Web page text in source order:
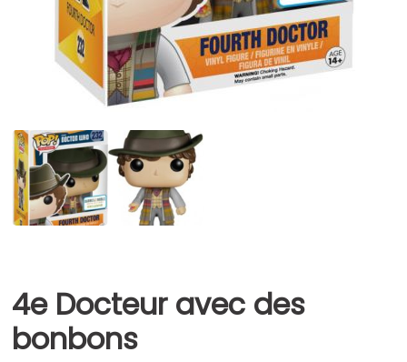
4e Docteur avec des
bonbons